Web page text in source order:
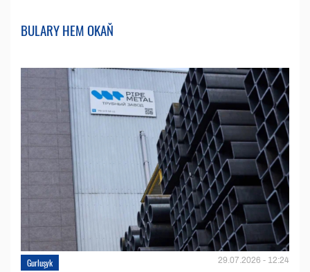
BULARY HEM OKAŇ
Gurluşyk 29.07.2026 - 12:24